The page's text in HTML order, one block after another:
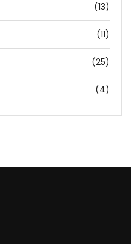
(13)
(11)
(25)
(4)